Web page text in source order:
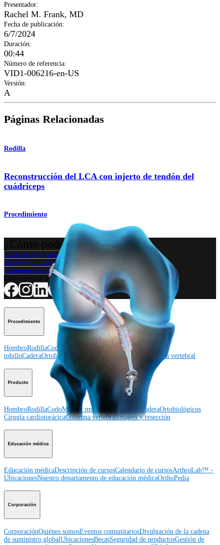
Presentador:
Rachel M. Frank, MD
Fecha de publicación:
6/7/2024
Duración:
00:44
Número de referencia:
VID1-006216-en-US
Versión:
A
Páginas Relacionadas
Rodilla
Reconstrucción del LCA con injerto de tendón del
cuádriceps
Procedimiento
¿Cómo podemos ayudarlo?
Contacte a un representante
Ver eventos, laboratorios y oportunidades educativas
Regístrese para recibir: ¿Qué hay de nuevo en Arthrex?
Conéctese con nosotros
Procedimiento
HombroRodillaCodo Mano y muñeca
Pie y
tobilloCaderaOrtobiológicos Cirugía cardiotorácica Columna vertebral
Producto
HombroRodillaCodoMano y muñeca CaderaOrtobiológicos
Cirugía cardiotorácicaColumna vertebralImagen y resección
Educación médica
Educación médicaDescripción de cursosCalendario de cursosArthroLab™ -
UbicacionesNuestro departamento de educación médicaOrthoPedia
Corporación
CorporaciónQuiénes somosEventos comunitariosDivulgación de la cadena
de suministro globalUbicacionesBecasSeguridad de productosGestión de